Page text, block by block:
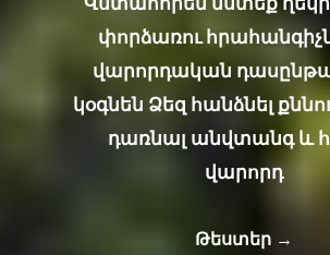
փորձառու
վարորդական
կօգնեն Ձեզ հանձնել
դառնալ անվտանգ և
վարորդ
Թեստեր →